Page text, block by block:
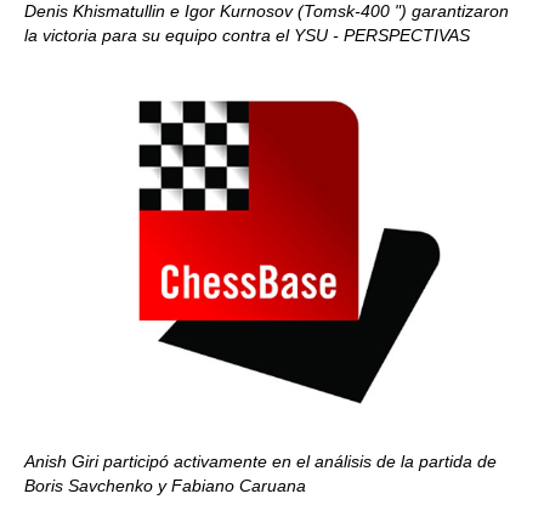
Denis Khismatullin e Igor Kurnosov (Tomsk-400 ") garantizaron
la victoria para su equipo contra el YSU - PERSPECTIVAS
Anish Giri participó activamente en el análisis de la partida de
Boris Savchenko y Fabiano Caruana